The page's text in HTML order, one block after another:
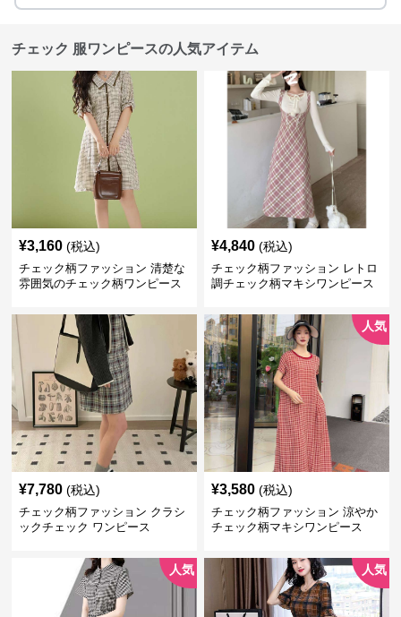
チェック 服ワンピースの人気アイテム
¥3,160 (税込)
チェック柄ファッション 清楚な
雰囲気のチェック柄ワンピース
¥4,840 (税込)
チェック柄ファッション レトロ
調チェック柄マキシワンピース
¥7,780 (税込)
チェック柄ファッション クラシ
ックチェック ワンピース
人気
¥3,580 (税込)
チェック柄ファッション 涼やか
チェック柄マキシワンピース
人気 人気